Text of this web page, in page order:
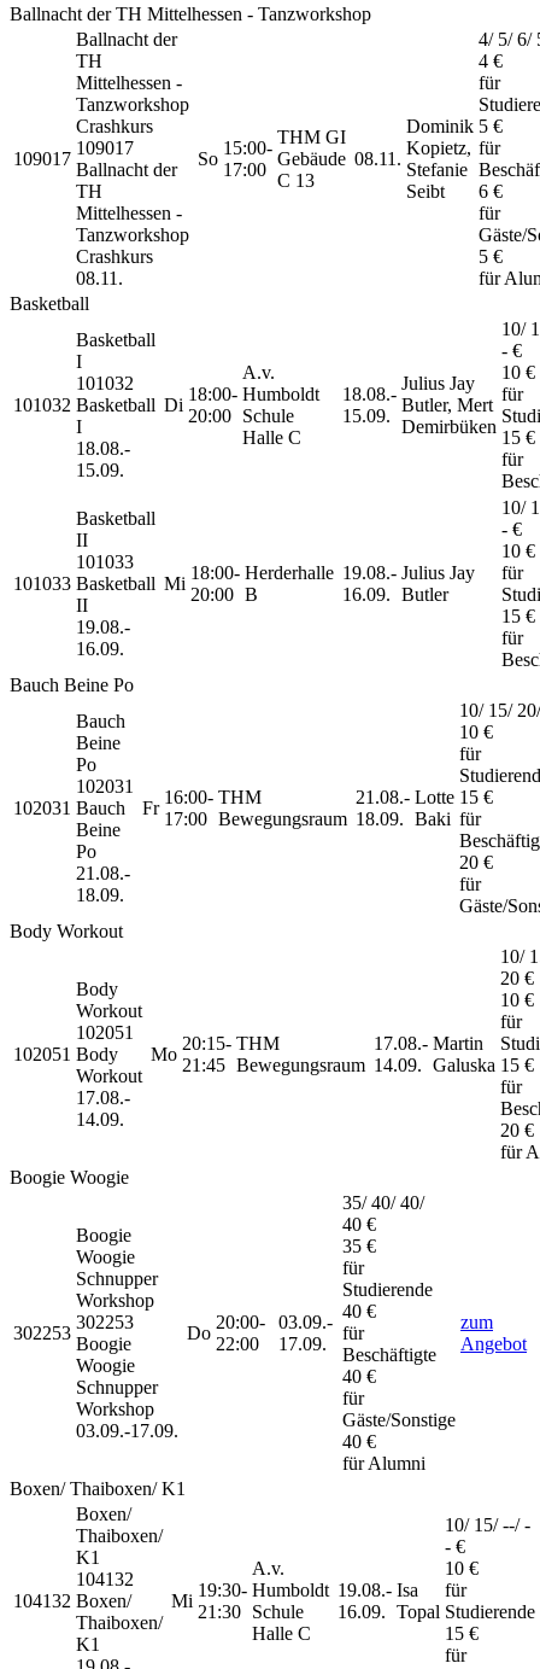
Ballnacht der TH Mittelhessen - Tanzworkshop
109017
Ballnacht der
TH
Mittelhessen -
Tanzworkshop
Crashkurs
109017
Ballnacht der
TH
Mittelhessen -
Tanzworkshop
Crashkurs
08.11.
So
15:00-
17:00
THM GI
Gebäude
C 13
08.11.
Dominik
Kopietz,
Stefanie
Seibt
4/ 5/ 6/
4 €
für
5 €
für
6 €
für
Gäste/
5 €
für
Basketball
101032
Basketball
I
101032
Basketball
I
18.08.-
15.09.
Di
18:00-
20:00
A.v.
Humboldt
Schule
Halle C
18.08.-
15.09.
Julius Jay
Butler, Mert
Demirbüken
10/
- €
10 €
für
15 €
für
101033
Basketball
II
101033
Basketball
II
19.08.-
16.09.
Mi
18:00-
20:00
Herderhalle
B
19.08.-
16.09.
Julius Jay
Butler
10/
- €
10 €
für
15 €
für
Bauch Beine Po
102031
Bauch
Beine
Po
102031
Bauch
Beine
Po
21.08.-
18.09.
Fr
16:00-
17:00
THM
Bewegungsraum
21.08.-
18.09.
Lotte
Baki
10/ 15/
10 €
für
15 €
für
20 €
für
Gäste/
Body Workout
102051
Body
Workout
102051
Body
Workout
17.08.-
14.09.
Mo
20:15-
21:45
THM
Bewegungsraum
17.08.-
14.09.
Martin
Galuska
10/
20 €
10 €
für
15 €
für
20 €
für
Boogie Woogie
302253
Boogie
Woogie
Schnupper
Workshop
302253
Boogie
Woogie
Schnupper
Workshop
03.09.-17.09.
Do
20:00-
22:00
03.09.-
17.09.
35/ 40/ 40/
40 €
35 €
für
Studierende
40 €
für
Beschäftigte
40 €
für
Gäste/Sonstige
40 €
für Alumni
zum
Angebot
Boxen/ Thaiboxen/ K1
104132
Boxen/
Thaiboxen/
K1
104132
Boxen/
Thaiboxen/
K1
Mi
19:30-
21:30
A.v.
Humboldt
Schule
Halle C
19.08.-
16.09.
Isa
Topal
10/ 15/ --/ -
- €
10 €
für
Studierende
15 €
für